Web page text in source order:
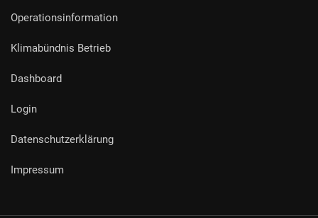
Operationsinformation
Klimabündnis Betrieb
Dashboard
Login
Datenschutzerklärung
Impressum